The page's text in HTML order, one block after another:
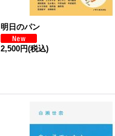
明日のパン
2,500円(税込)